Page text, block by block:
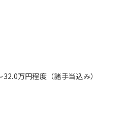
万円程度（諸手当込み）